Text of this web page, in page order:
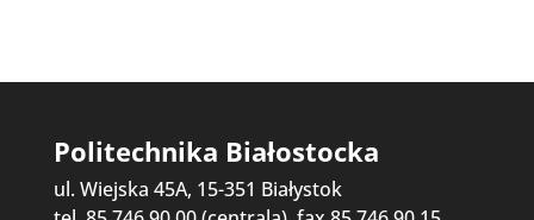
Politechnika Białostocka
ul. Wiejska 45A, 15-351 Białystok